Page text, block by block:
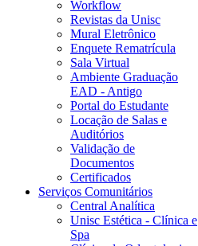
Workflow
Revistas da Unisc
Mural Eletrônico
Enquete Rematrícula
Sala Virtual
Ambiente Graduação
EAD - Antigo
Portal do Estudante
Locação de Salas e
Auditórios
Validação de
Documentos
Certificados
Serviços Comunitários
Central Analítica
Unisc Estética - Clínica e
Spa